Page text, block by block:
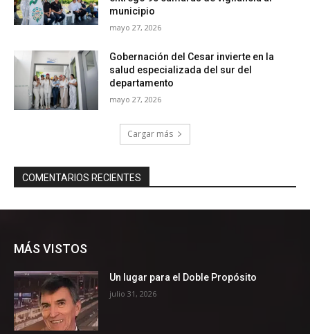
MÁS VISTOS
Un lugar para el Doble Propósito
julio 31, 2026